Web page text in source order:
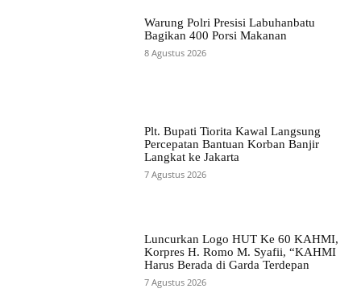
Warung Polri Presisi Labuhanbatu
Bagikan 400 Porsi Makanan
8 Agustus 2026
Plt. Bupati Tiorita Kawal Langsung
Percepatan Bantuan Korban Banjir
Langkat ke Jakarta
7 Agustus 2026
Luncurkan Logo HUT Ke 60 KAHMI,
Korpres H. Romo M. Syafii, “KAHMI
Harus Berada di Garda Terdepan
7 Agustus 2026